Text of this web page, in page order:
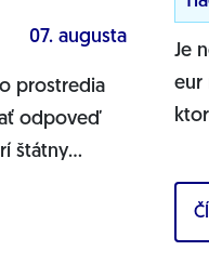
07. augusta
prostredia
odpoveď
štátny
Je
eur